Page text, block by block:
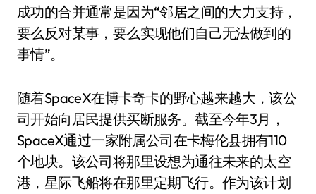
成功的合并通常是因为“邻居之间的大力支持，
要么反对某事，要么实现他们自己无法做到的
事情”。
随着SpaceX在博卡奇卡的野心越来越大，该公
司开始向居民提供买断服务。截至今年3月，
SpaceX通过一家附属公司在卡梅伦县拥有110
个地块。该公司将那里设想为通往未来的太空
港，星际飞船将在那里定期飞行。作为该计划